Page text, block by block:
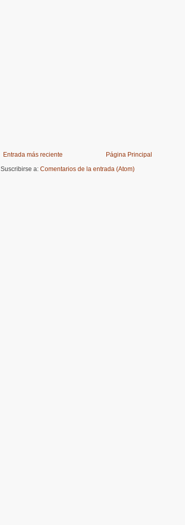
Entrada más reciente
Página Principal
Suscribirse a: Comentarios de la entrada (Atom)